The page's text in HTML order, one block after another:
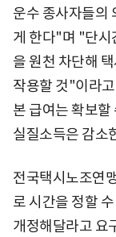
운수 종사자들의
게 한다"며 "단시
을 원천 차단해
작용할 것"이라
본 급여는 확보할
실질소득은 감소
전국택시노조연
로 시간을 정할
개정해달라고 요